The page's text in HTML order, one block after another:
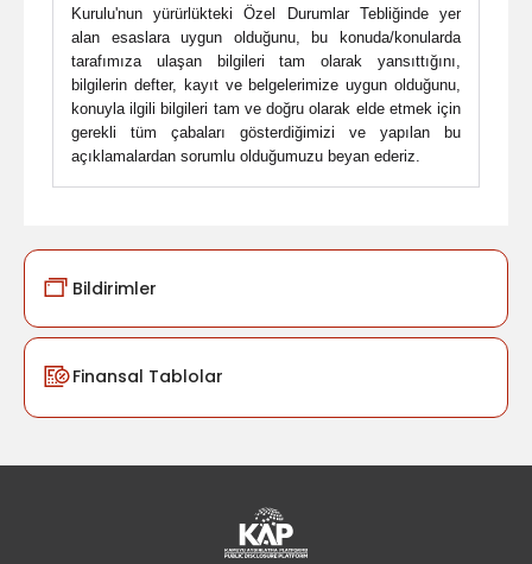
Kurulu'nun yürürlükteki Özel Durumlar Tebliğinde yer
alan esaslara uygun olduğunu, bu konuda/konularda
tarafımıza ulaşan bilgileri tam olarak yansıttığını,
bilgilerin defter, kayıt ve belgelerimize uygun olduğunu,
konuyla ilgili bilgileri tam ve doğru olarak elde etmek için
gerekli tüm çabaları gösterdiğimizi ve yapılan bu
açıklamalardan sorumlu olduğumuzu beyan ederiz.
Bildirimler
Finansal Tablolar